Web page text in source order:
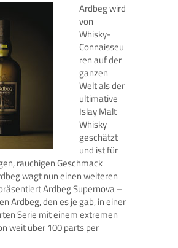
Ardbeg wird
von
Whisky-
Connaisseu
ren auf der
ganzen
Welt als der
ultimative
Islay Malt
Whisky
geschätzt
und ist für
rauchigen Geschmack
wagt nun einen weiteren
Ardbeg Supernova –
Ardbeg, den es je gab, in einer
Serie mit einem extremen
weit über 100 parts per